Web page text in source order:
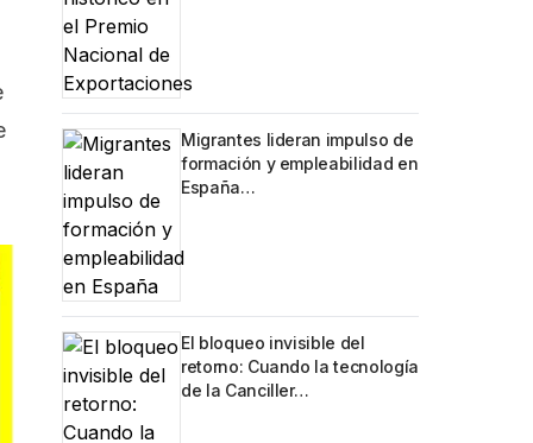
Migrantes lideran impulso de
formación y empleabilidad en
España…
El bloqueo invisible del
retorno: Cuando la tecnología
de la Canciller…